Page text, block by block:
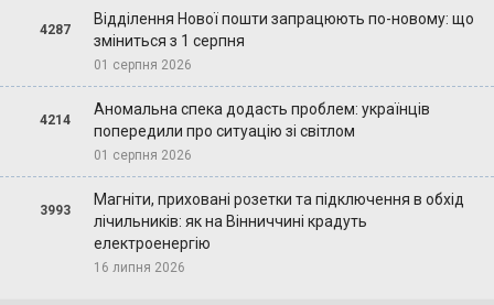
4287
Відділення Нової пошти запрацюють по-новому: що
зміниться з 1 серпня
01 серпня 2026
4214
Аномальна спека додасть проблем: українців
попередили про ситуацію зі світлом
01 серпня 2026
3993
Магніти, приховані розетки та підключення в обхід
лічильників: як на Вінниччині крадуть
електроенергію
16 липня 2026